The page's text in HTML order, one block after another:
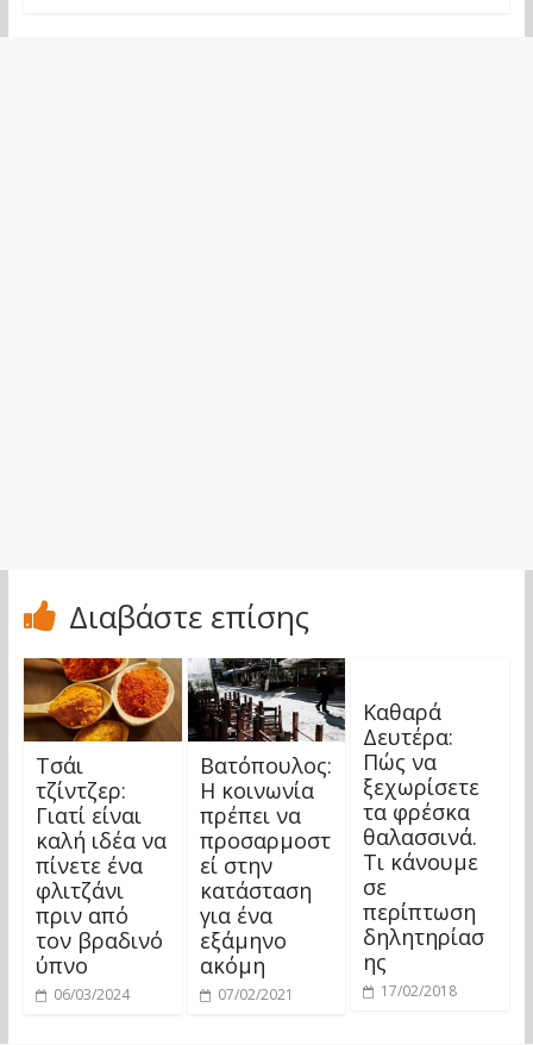
Διαβάστε επίσης
Τσάι
τζίντζερ:
Γιατί είναι
καλή ιδέα να
πίνετε ένα
φλιτζάνι
πριν από
τον βραδινό
ύπνο
06/03/2024
Βατόπουλος:
Η κοινωνία
πρέπει να
προσαρμοστ
εί στην
κατάσταση
για ένα
εξάμηνο
ακόμη
07/02/2021
Καθαρά
Δευτέρα:
Πώς να
ξεχωρίσετε
τα φρέσκα
θαλασσινά.
Τι κάνουμε
σε
περίπτωση
δηλητηρίασ
ης
17/02/2018